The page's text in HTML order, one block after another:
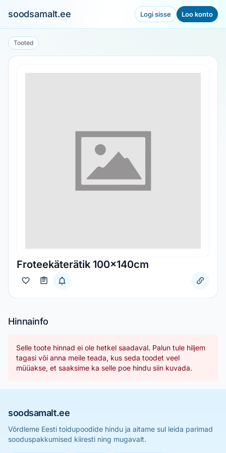
soodsamalt.ee Logi sisse Loo konto
Tooted
Froteekäterätik 100x140cm
Hinnainfo
Selle toote hinnad ei ole hetkel saadaval. Palun tule hiljem
tagasi või anna meile teada, kus seda toodet veel
müüakse, et saaksime ka selle poe hindu siin kuvada.
soodsamalt.ee
Võrdleme Eesti toidupoodide hindu ja aitame sul leida parimad
sooduspakkumised kiiresti ning mugavalt.